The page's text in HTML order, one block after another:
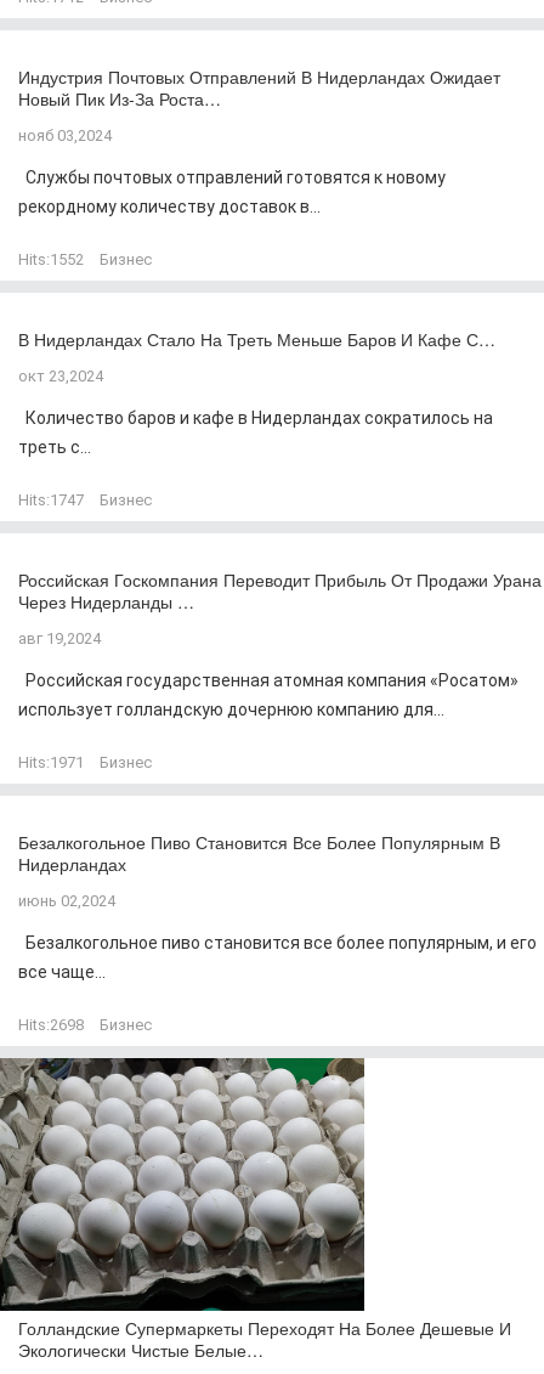
Индустрия Почтовых Отправлений В Нидерландах Ожидает
Новый Пик Из-За Роста…
нояб 03,2024
Службы почтовых отправлений готовятся к новому
рекордному количеству доставок в...
Hits:1552 Бизнес
В Нидерландах Стало На Треть Меньше Баров И Кафе С…
окт 23,2024
Количество баров и кафе в Нидерландах сократилось на
треть с...
Hits:1747 Бизнес
Российская Госкомпания Переводит Прибыль От Продажи Урана
Через Нидерланды …
авг 19,2024
Российская государственная атомная компания «Росатом»
использует голландскую дочернюю компанию для...
Hits:1971 Бизнес
Безалкогольное Пиво Становится Все Более Популярным В
Нидерландах
июнь 02,2024
Безалкогольное пиво становится все более популярным, и его
все чаще...
Hits:2698 Бизнес
Голландские Супермаркеты Переходят На Более Дешевые И
Экологически Чистые Белые…